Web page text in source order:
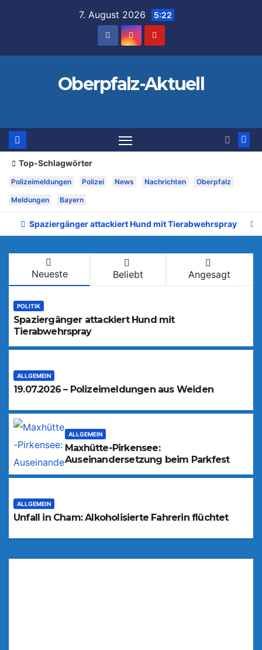
7. August 2026 5:22
Oberpfalz-Aktuell
Top-Schlagwörter
Polizeimeldungen Polizei News Nachrichten Oberpfalz
Meldungen Bayern
Spaziergänger attackiert Hund mit Tierabwehrspray
Neueste Beliebt Angesagt
POLITIK
Spaziergänger attackiert Hund mit
Tierabwehrspray
ALLGEMEIN
19.07.2026 – Polizeimeldungen aus Weiden
ALLGEMEIN
Maxhütte-Pirkensee:
Auseinandersetzung beim Parkfest
ALLGEMEIN
Unfall in Cham: Alkoholisierte Fahrerin flüchtet